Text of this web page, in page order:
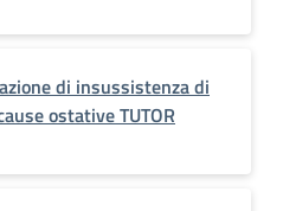
di insussistenza di
ostative TUTOR